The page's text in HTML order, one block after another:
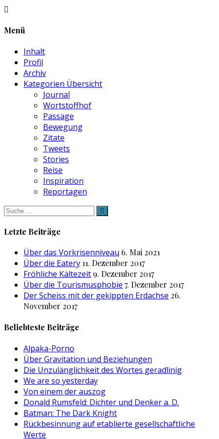
Menü
Inhalt
Profil
Archiv
Kategorien Übersicht
Journal
Wortstoffhof
Passage
Bewegung
Zitate
Tweets
Stories
Reise
Inspiration
Reportagen
Suche
nach:
Letzte Beiträge
Über das Vorkrisenniveau 6. Mai 2021
Über die Eatery 11. Dezember 2017
Fröhliche Kältezeit 9. Dezember 2017
Über die Tourismusphobie 7. Dezember 2017
Der Scheiss mit der gekippten Erdachse 26.
November 2017
Beliebteste Beiträge
Alpaka-Porno
Über Gravitation und Beziehungen
Die Unzulänglichkeit des Wortes geradlinig
We are so yesterday
Von einem der auszog
Donald Rumsfeld: Dichter und Denker a. D.
Batman: The Dark Knight
Rückbesinnung auf etablierte gesellschaftliche
Werte